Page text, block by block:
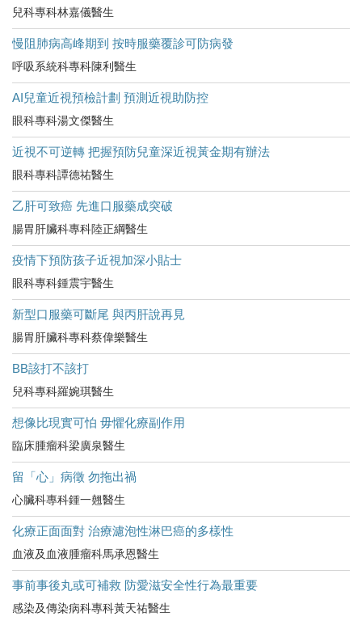
兒科專科林嘉儀醫生
慢阻肺病高峰期到 按時服藥覆診可防病發
呼吸系統科專科陳利醫生
AI兒童近視預檢計劃 預測近視助防控
眼科專科湯文傑醫生
近視不可逆轉 把握預防兒童深近視黃金期有辦法
眼科專科譚德祐醫生
乙肝可致癌 先進口服藥成突破
腸胃肝臟科專科陸正綱醫生
疫情下預防孩子近視加深小貼士
眼科專科鍾震宇醫生
新型口服藥可斷尾 與丙肝說再見
腸胃肝臟科專科蔡偉樂醫生
BB該打不該打
兒科專科羅婉琪醫生
想像比現實可怕 毋懼化療副作用
臨床腫瘤科梁廣泉醫生
留「心」病徵 勿拖出禍
心臟科專科鍾一翹醫生
化療正面面對 治療濾泡性淋巴癌的多樣性
血液及血液腫瘤科馬承恩醫生
事前事後丸或可補救 防愛滋安全性行為最重要
感染及傳染病科專科黃天祐醫生